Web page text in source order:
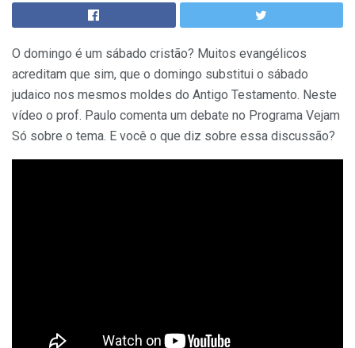
O domingo é um sábado cristão? Muitos evangélicos
acreditam que sim, que o domingo substitui o sábado
judaico nos mesmos moldes do Antigo Testamento. Neste
vídeo o prof. Paulo comenta um debate no Programa Vejam
Só sobre o tema. E você o que diz sobre essa discussão?